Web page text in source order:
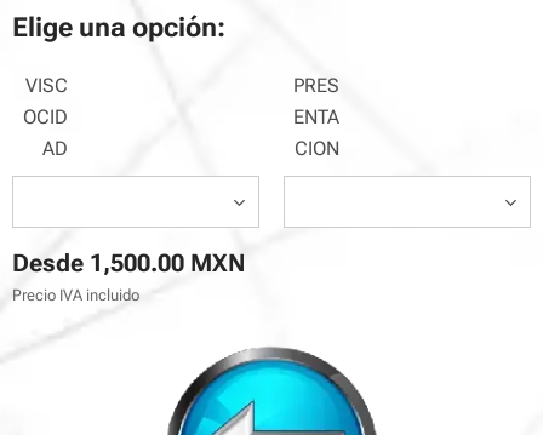
Elige una opción:
VISC
OCID
AD
PRES
ENTA
CION
Desde 1,500.00 MXN
Precio IVA incluido